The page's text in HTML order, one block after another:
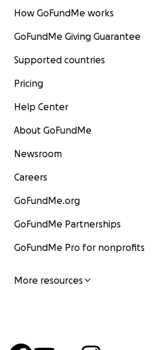
How GoFundMe works
GoFundMe Giving Guarantee
Supported countries
Pricing
Help Center
About GoFundMe
Newsroom
Careers
GoFundMe.org
GoFundMe Partnerships
GoFundMe Pro for nonprofits
More resources